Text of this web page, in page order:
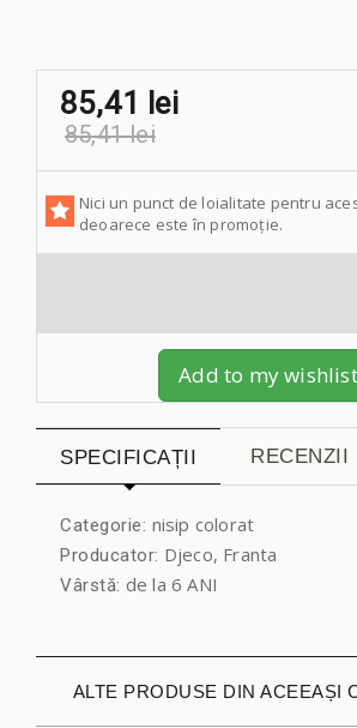
85,41 lei
85,41 lei
Nici un punct de loialitate pentru
deoarece este în promoție.
Add to my wishlist
SPECIFICAȚII RECENZII
Categorie: nisip colorat
Producator: Djeco, Franta
Vârstă: de la 6 ANI
ALTE PRODUSE DIN ACEEAȘI